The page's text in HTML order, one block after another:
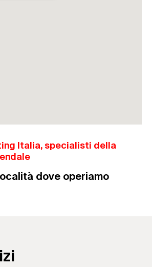
Italia, specialisti della
dove operiamo